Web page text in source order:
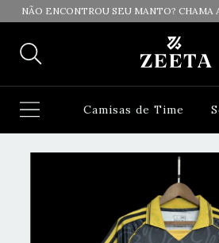
NÃO ENCONTROU SEU MANTO? CHAMA
Camisas de Time